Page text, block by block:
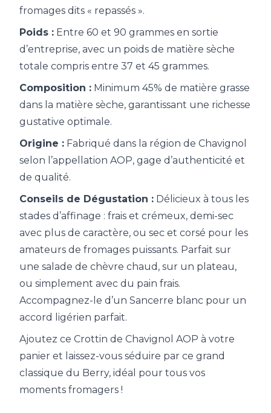
fromages dits « repassés ».
Poids : Entre 60 et 90 grammes en sortie
d’entreprise, avec un poids de matière sèche
totale compris entre 37 et 45 grammes.
Composition : Minimum 45% de matière grasse
dans la matière sèche, garantissant une richesse
gustative optimale.
Origine : Fabriqué dans la région de Chavignol
selon l’appellation AOP, gage d’authenticité et
de qualité.
Conseils de Dégustation : Délicieux à tous les
stades d’affinage : frais et crémeux, demi-sec
avec plus de caractère, ou sec et corsé pour les
amateurs de fromages puissants. Parfait sur
une salade de chèvre chaud, sur un plateau,
ou simplement avec du pain frais.
Accompagnez-le d’un Sancerre blanc pour un
accord ligérien parfait.
Ajoutez ce Crottin de Chavignol AOP à votre
panier et laissez-vous séduire par ce grand
classique du Berry, idéal pour tous vos
moments fromagers !